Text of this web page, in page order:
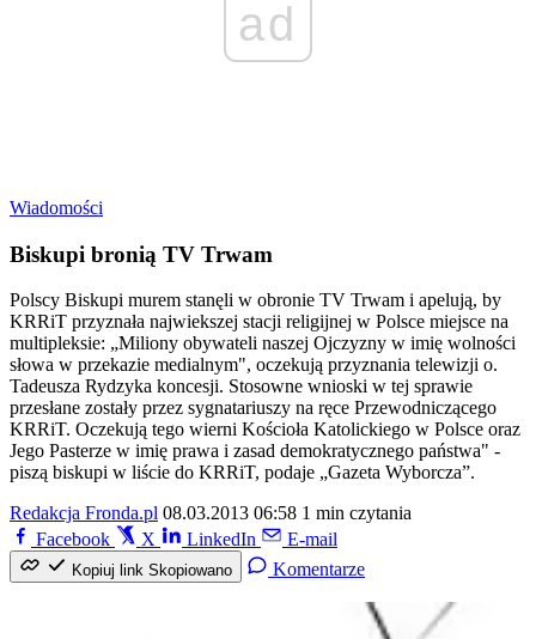
ad
Wiadomości
Biskupi bronią TV Trwam
Polscy Biskupi murem stanęli w obronie TV Trwam i apelują, by
KRRiT przyznała najwiekszej stacji religijnej w Polsce miejsce na
multipleksie: „Miliony obywateli naszej Ojczyzny w imię wolności
słowa w przekazie medialnym", oczekują przyznania telewizji o.
Tadeusza Rydzyka koncesji. Stosowne wnioski w tej sprawie
przesłane zostały przez sygnatariuszy na ręce Przewodniczącego
KRRiT. Oczekują tego wierni Kościoła Katolickiego w Polsce oraz
Jego Pasterze w imię prawa i zasad demokratycznego państwa" -
piszą biskupi w liście do KRRiT, podaje „Gazeta Wyborcza”.
Redakcja Fronda.pl 08.03.2013 06:58 1 min czytania
Facebook
X LinkedIn E-mail
Kopiuj link Skopiowano Komentarze